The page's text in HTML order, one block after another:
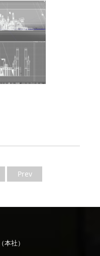
Prev
（本社）